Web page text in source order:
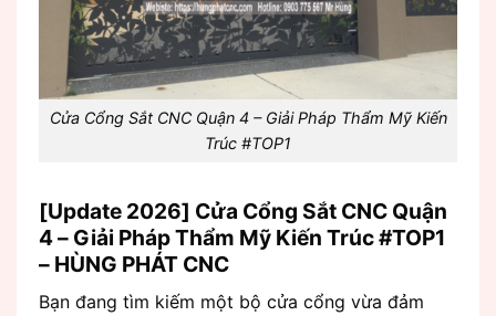
Cửa Cổng Sắt CNC Quận 4 – Giải Pháp Thẩm Mỹ Kiến
Trúc #TOP1
[Update 2026] Cửa Cổng Sắt CNC Quận
4 – Giải Pháp Thẩm Mỹ Kiến Trúc #TOP1
– HÙNG PHÁT CNC
Bạn đang tìm kiếm một bộ cửa cổng vừa đảm